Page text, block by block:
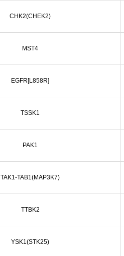
CHK2(CHEK2)
MST4
EGFR[L858R]
TSSK1
PAK1
TAK1-TAB1(MAP3K7)
TTBK2
YSK1(STK25)